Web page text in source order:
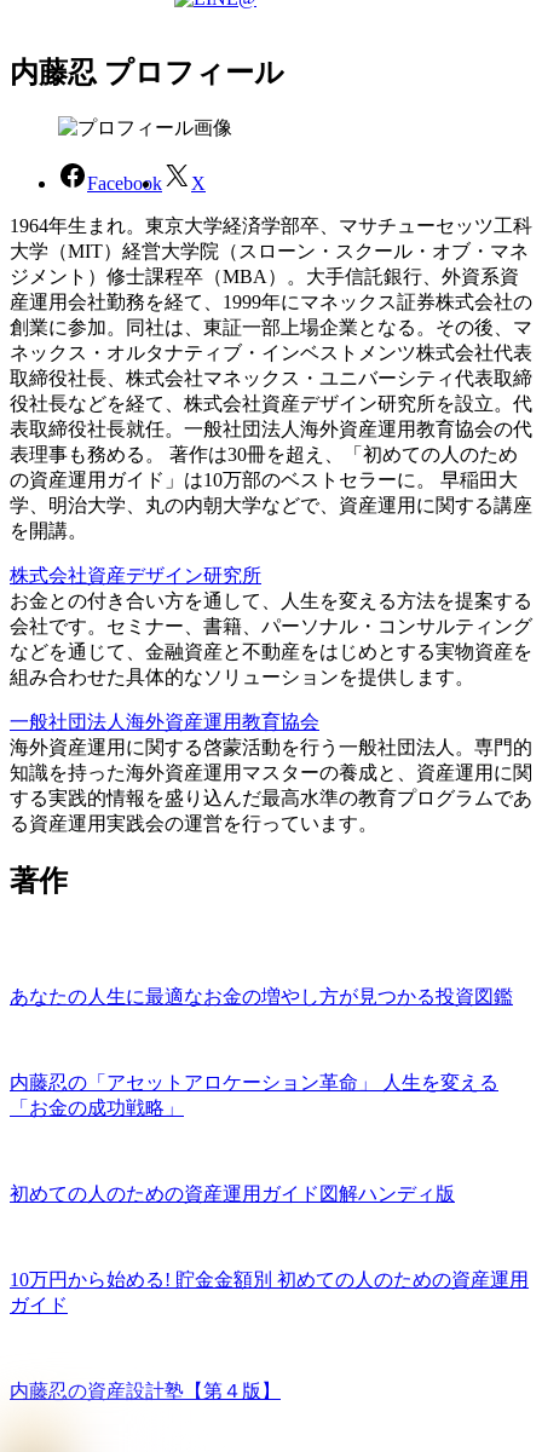
内藤忍 プロフィール
Facebook X
1964年生まれ。東京大学経済学部卒、マサチューセッツ工科
大学（MIT）経営大学院（スローン・スクール・オブ・マネ
ジメント）修士課程卒（MBA）。大手信託銀行、外資系資
産運用会社勤務を経て、1999年にマネックス証券株式会社の
創業に参加。同社は、東証一部上場企業となる。その後、マ
ネックス・オルタナティブ・インベストメンツ株式会社代表
取締役社長、株式会社マネックス・ユニバーシティ代表取締
役社長などを経て、株式会社資産デザイン研究所を設立。代
表取締役社長就任。一般社団法人海外資産運用教育協会の代
表理事も務める。 著作は30冊を超え、「初めての人のため
の資産運用ガイド」は10万部のベストセラーに。 早稲田大
学、明治大学、丸の内朝大学などで、資産運用に関する講座
を開講。
株式会社資産デザイン研究所
お金との付き合い方を通して、人生を変える方法を提案する
会社です。セミナー、書籍、パーソナル・コンサルティング
などを通じて、金融資産と不動産をはじめとする実物資産を
組み合わせた具体的なソリューションを提供します。
一般社団法人海外資産運用教育協会
海外資産運用に関する啓蒙活動を行う一般社団法人。専門的
知識を持った海外資産運用マスターの養成と、資産運用に関
する実践的情報を盛り込んだ最高水準の教育プログラムであ
る資産運用実践会の運営を行っています。
著作
あなたの人生に最適なお金の増やし方が見つかる投資図鑑
内藤忍の「アセットアロケーション革命」 人生を変える
「お金の成功戦略」
初めての人のための資産運用ガイド図解ハンディ版
10万円から始める! 貯金金額別 初めての人のための資産運用
ガイド
内藤忍の資産設計塾【第４版】